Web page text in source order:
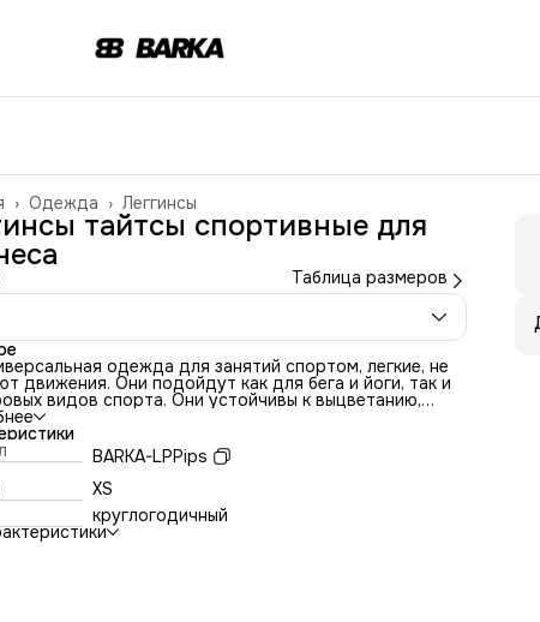
Леггинсы
Одежда ›
›
тайтсы спортивные для
Таблица размеров
одежда для занятий спортом, легкие, не
движения. Они подойдут как для бега и йоги, так и
видов спорта. Они устойчивы к выцветанию,
влагу и пропускают воздух. Быстро сохнут, не
и не скатываются, благодаря высокой посадке
зрительно вытягивают ноги. Спортивные лосины
из ткани итальянского производства
качества ее состав - полиэстер 80%, эластан
плотного широкого пояса лосины отлично сидят и не
во время активного тренинга. Представленная
BARKA-LPPips
XS
круглогодичный